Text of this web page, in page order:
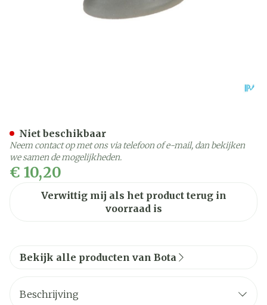
€ 10,20
Verwittig mij als het product terug in
voorraad is
Niet beschikbaar
Neem contact op met ons via telefoon of e-mail, dan bekijken
we samen de mogelijkheden.
Bekijk alle producten van Bota
Beschrijving